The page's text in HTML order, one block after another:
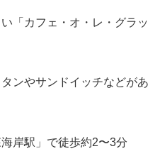
「カフェ・オ・レ・グラッ
ンやサンドイッチなどがあ
岸駅」で徒歩約2〜3分